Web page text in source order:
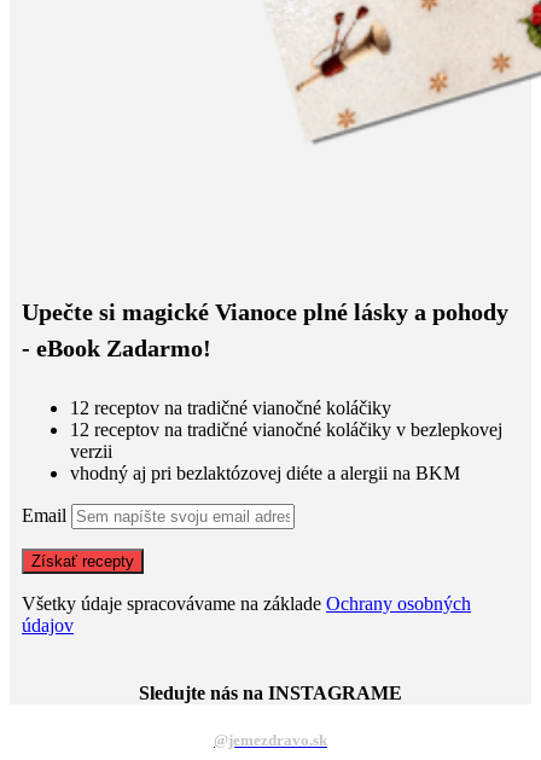
Upečte si magické Vianoce plné lásky a pohody
- eBook Zadarmo!
12 receptov na tradičné vianočné koláčiky
12 receptov na tradičné vianočné koláčiky v bezlepkovej
verzii
vhodný aj pri bezlaktózovej diéte a alergii na BKM
Email
Všetky údaje spracovávame na základe Ochrany osobných
údajov
Sledujte nás na INSTAGRAME
@jemezdravo.sk